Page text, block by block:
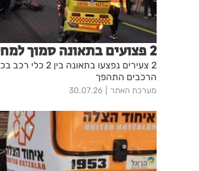
2 פצועים בתאונה סמוך למחלף השבעה
הרכבים התהפך
מערכת האתר 30.07.26